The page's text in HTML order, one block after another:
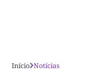
Início Notícias